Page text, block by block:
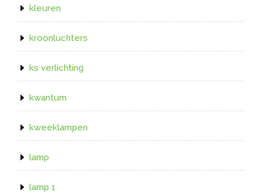
kleuren
kroonluchters
ks verlichting
kwantum
kweeklampen
lamp
lamp 1